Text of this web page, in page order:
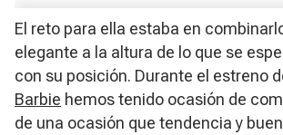
El reto para ella estaba en
elegante a la altura de lo que se
con su posición. Durante el estreno
Barbie hemos tenido ocasión de
de una ocasión que tendencia y